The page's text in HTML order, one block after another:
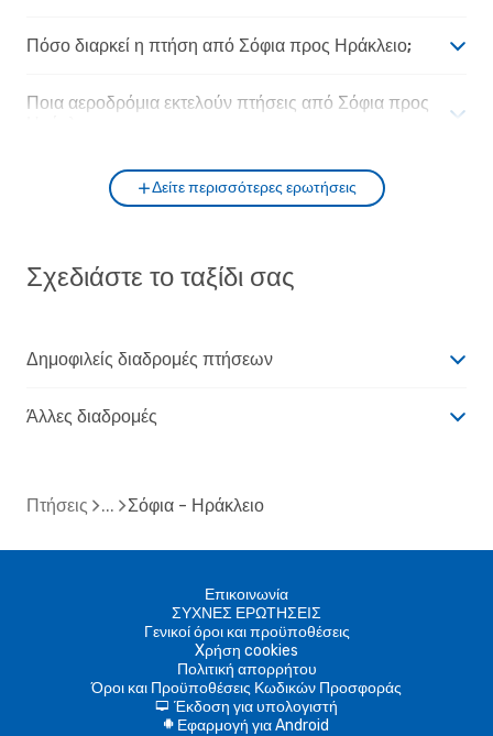
Πόσο διαρκεί η πτήση από Σόφια προς Ηράκλειο;
Ποια αεροδρόμια εκτελούν πτήσεις από Σόφια προς
Δείτε περισσότερες ερωτήσεις
Σχεδιάστε το ταξίδι σας
Δημοφιλείς διαδρομές πτήσεων
Άλλες διαδρομές
Πτήσεις Σόφια - Ηράκλειο
Επικοινωνία
ΣΥΧΝΕΣ ΕΡΩΤΗΣΕΙΣ
Γενικοί όροι και προϋποθέσεις
Xρήση cookies
Πολιτική απορρήτου
Όροι και Προϋποθέσεις Κωδικών Προσφοράς
d Έκδοση για υπολογιστή
A Εφαρμογή για Android